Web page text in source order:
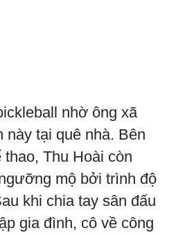
nhờ ông xã
này tại quê nhà. Bên
Thu Hoài còn
mộ bởi trình độ
khi chia tay sân đấu
gia đình, cô về công